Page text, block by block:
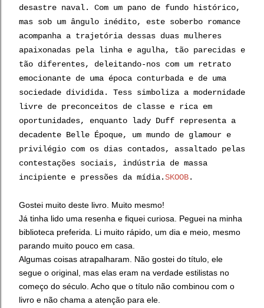
desastre naval. Com um pano de fundo histórico,
mas sob um ângulo inédito, este soberbo romance
acompanha a trajetória dessas duas mulheres
apaixonadas pela linha e agulha, tão parecidas e
tão diferentes, deleitando-nos com um retrato
emocionante de uma época conturbada e de uma
sociedade dividida. Tess simboliza a modernidade
livre de preconceitos de classe e rica em
oportunidades, enquanto lady Duff representa a
decadente Belle Époque, um mundo de glamour e
privilégio com os dias contados, assaltado pelas
contestações sociais, indústria de massa
incipiente e pressões da mídia.SKOOB.
Gostei muito deste livro. Muito mesmo!
Já tinha lido uma resenha e fiquei curiosa. Peguei na minha
biblioteca preferida. Li muito rápido, um dia e meio, mesmo
parando muito pouco em casa.
Algumas coisas atrapalharam. Não gostei do título, ele
segue o original, mas elas eram na verdade estilistas no
começo do século. Acho que o título não combinou com o
livro e não chama a atenção para ele.